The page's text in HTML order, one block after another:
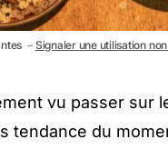
－ Signaler une utilisation
vu passer sur
tendance du